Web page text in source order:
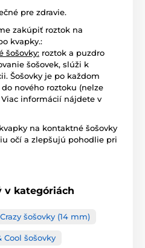
pre zdravie.
zakúpiť roztok na
kvapky.:
šošovky: roztok a puzdro
šošovek, slúži k
Šošovky je po každom
nového roztoku (nelze
Viac informácií nájdete v
na kontaktné šošovky
očí a zlepšujú pohodlie pri
v kategóriách
Crazy šošovky (14 mm)
Cool šošovky